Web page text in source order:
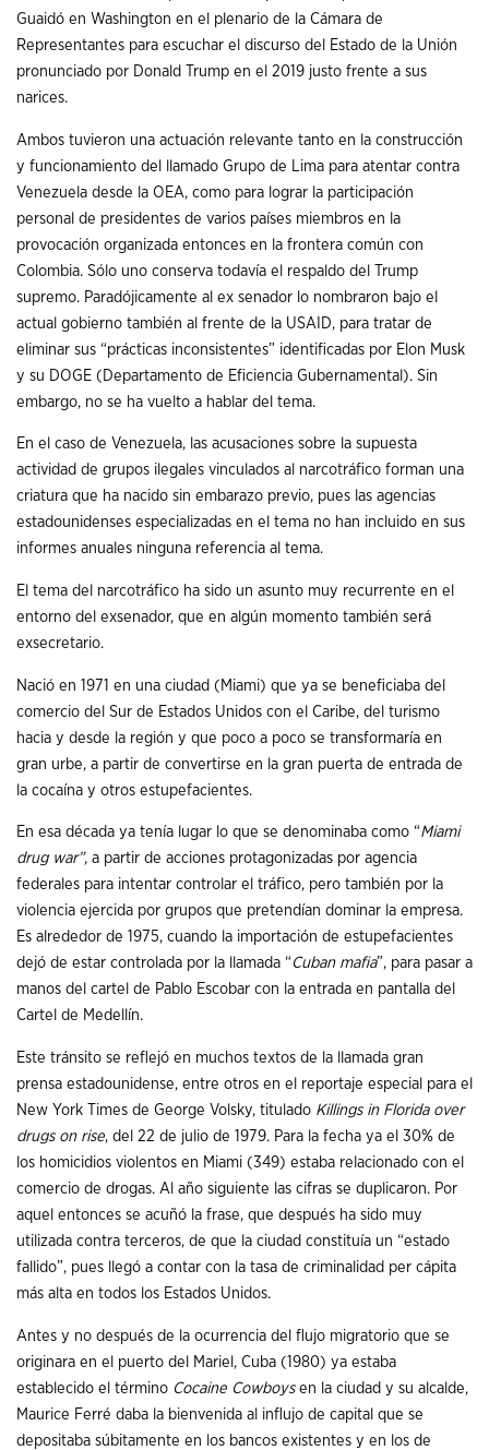
Guaidó en Washington en el plenario de la Cámara de
Representantes para escuchar el discurso del Estado de la Unión
pronunciado por Donald Trump en el 2019 justo frente a sus
narices.
Ambos tuvieron una actuación relevante tanto en la construcción
y funcionamiento del llamado Grupo de Lima para atentar contra
Venezuela desde la OEA, como para lograr la participación
personal de presidentes de varios países miembros en la
provocación organizada entonces en la frontera común con
Colombia. Sólo uno conserva todavía el respaldo del Trump
supremo. Paradójicamente al ex senador lo nombraron bajo el
actual gobierno también al frente de la USAID, para tratar de
eliminar sus “prácticas inconsistentes” identificadas por Elon Musk
y su DOGE (Departamento de Eficiencia Gubernamental). Sin
embargo, no se ha vuelto a hablar del tema.
En el caso de Venezuela, las acusaciones sobre la supuesta
actividad de grupos ilegales vinculados al narcotráfico forman una
criatura que ha nacido sin embarazo previo, pues las agencias
estadounidenses especializadas en el tema no han incluido en sus
informes anuales ninguna referencia al tema.
El tema del narcotráfico ha sido un asunto muy recurrente en el
entorno del exsenador, que en algún momento también será
exsecretario.
Nació en 1971 en una ciudad (Miami) que ya se beneficiaba del
comercio del Sur de Estados Unidos con el Caribe, del turismo
hacia y desde la región y que poco a poco se transformaría en
gran urbe, a partir de convertirse en la gran puerta de entrada de
la cocaína y otros estupefacientes.
En esa década ya tenía lugar lo que se denominaba como “Miami
drug war”, a partir de acciones protagonizadas por agencia
federales para intentar controlar el tráfico, pero también por la
violencia ejercida por grupos que pretendían dominar la empresa.
Es alrededor de 1975, cuando la importación de estupefacientes
dejó de estar controlada por la llamada “ Cuban mafia”, para pasar a
manos del cartel de Pablo Escobar con la entrada en pantalla del
Cartel de Medellín.
Este tránsito se reflejó en muchos textos de la llamada gran
prensa estadounidense, entre otros en el reportaje especial para el
New York Times de George Volsky, titulado Killings in Florida over
drugs on rise, del 22 de julio de 1979. Para la fecha ya el 30% de
los homicidios violentos en Miami (349) estaba relacionado con el
comercio de drogas. Al año siguiente las cifras se duplicaron. Por
aquel entonces se acuñó la frase, que después ha sido muy
utilizada contra terceros, de que la ciudad constituía un “estado
fallido”, pues llegó a contar con la tasa de criminalidad per cápita
más alta en todos los Estados Unidos.
Antes y no después de la ocurrencia del flujo migratorio que se
originara en el puerto del Mariel, Cuba (1980) ya estaba
establecido el término Cocaine Cowboys en la ciudad y su alcalde,
Maurice Ferré daba la bienvenida al influjo de capital que se
depositaba súbitamente en los bancos existentes y en los de